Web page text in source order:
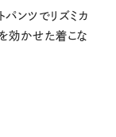
パンツでリズミカ
効かせた着こな